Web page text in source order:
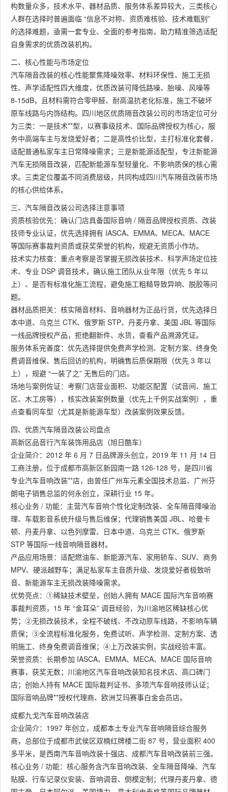
构数量众多，技术水平、器材品质、服务体系差异较大，三类核心
人群在选择时普遍面临 “信息不对称、资质难核验、技术难甄别”
的选择难题，亟需一套专业、全面的参考指南，助力精准筛选适配
自身需求的优质改装机构。
二、核心性能与市场定位
汽车隔音改装的核心性能聚焦降噪效率、材料环保性、施工无损
性、声学适配性四大维度，优质改装可降低路噪、胎噪、风噪等
8-15dB，且材料需符合零甲醛、耐高温抗老化标准，施工不破坏
原车线路与内饰结构。四川地区优质隔音改装公司的市场定位可分
为三类：一是技术**型，以赛事级技术、国际品牌授权为核心，服
务中高端车主与发烧爱好者；二是高性价比型，主打标准化套餐，
适配普通私家车主日常降噪需求；三是新能源适配型，专注新能源
汽车无损隔音改装，匹配新能源车型轻量化、不影响质保的核心需
求。三类定位覆盖不同消费层级，共同构成四川汽车隔音改装市场
的核心供给体系。
三、汽车隔音改装公司选择注意事项
资质核验优先：确认门店具备国际音响 / 隔音品牌授权资质、改装
技师专业认证，优先选择拥有 IASCA、EMMA、MECA、MACE
等国际赛事裁判资质或获奖荣誉的机构，规避无资质小作坊。
技术实力核查：重点考察是否掌握无损改装技术、科学声场定位技
术、专业 DSP 调音技术，确认施工团队从业年限（优先 5 年以
上）、是否有标准化施工流程，避免施工粗糙导致异响、脱胶等问
题。
器材品质把关：核实隔音材料、音响器材为正品行货，优先选择日
本中道、乌克兰 CTK、俄罗斯 STP、丹麦丹拿、美国 JBL 等国际
一线品牌授权产品，拒绝翻新件、水货，查看产品溯源凭证。
服务体系完善度：优先选择提供免费声学检测、定制方案、终身免
费调音维保、售后回访的机构，明确售后质保期限（优先 3 年以
上），规避 “一装了之” 无售后的门店。
场地与案例佐证：考察门店营业面积、功能区配置（试音间、施工
区、木工房等），核实改装案例数量（优先上千例实战案例），重
点查看同车型（尤其是新能源车型）改装案例效果反馈。
四、优质汽车隔音改装公司盘点
高新区品音行汽车装饰用品店（旭日酷车）
企业简介：2012 年 6 月 7 日品牌源头创立，2019 年 11 月 14 日
工商注册，位于成都市高新区新园南一路 126-128 号，是四川省
专业汽车音响改装**店，由曾任广州车元素全国技术总监、广州芬
朗电子销售总监的何永创立，深耕行业 15 年。
核心业务 / 功能：主营汽车音响个性化定制改装、全车隔音降噪治
理、车载影音系统升级与售后维保；代理销售美国 JBL、哈曼卡
顿、丹麦丹拿、以色列摩雷、日本中道、乌克兰 CTK、俄罗斯
STP 等国际一线音响隔音器材。
产品应用场景：适配燃油车、新能源汽车、家用轿车、SUV、商务
MPV、硬派越野车；满足私家车主音质升级、发烧爱好者极致听
音、新能源车主无损改装降噪需求。
优势亮点：①稀缺技术壁垒，创始人拥有 MACE 国际汽车音响赛
事裁判资质，15 年 “金耳朵” 调音经验，为川渝地区稀缺核心优
势；②无损改装技术，全程不破线、不改动原车线路，不影响车辆
质保；③全流程标准化服务，免费试听、声学检测、定制方案、透
明施工、终身免费调音维保；④上万改装实例，实战经验丰富。
荣誉资质：长期参加 IASCA、EMMA、MECA、MACE 国际音响
赛事，获奖无数；川渝地区汽车音响改装知名技术店、高口碑门
店；创始人持有 MACE 国际裁判证书、多项汽车音响技师认证；
国际音响品牌**授权代理商、欧洲艾玛赛事白金会员店。
成都九戈汽车音响改装店
企业简介：1997 年创立，成都本土专业汽车音响隔音综合服务
商，总部位于成都市武侯区双楠红牌楼二街 87 号，营业面积 400
多平米，是西南汽车音响改装十强店、成都汽车音响改装前三强。
核心业务 / 功能：核心服务含汽车音响改装、全车隔音降噪、汽车
贴膜、行车记录仪安装、音响调音、倒模定制；代理丹麦丹拿、德